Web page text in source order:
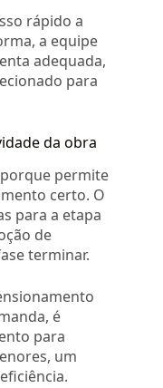
rápido a
a equipe
adequada,
para
da obra
permite
certo. O
para a etapa
de
terminar.
é
para
um